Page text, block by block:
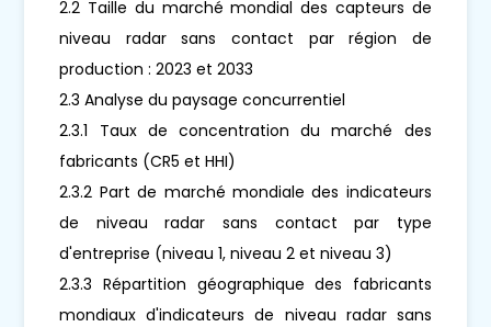
2.2 Taille du marché mondial des capteurs de
niveau radar sans contact par région de
production : 2023 et 2033
2.3 Analyse du paysage concurrentiel
2.3.1 Taux de concentration du marché des
fabricants (CR5 et HHI)
2.3.2 Part de marché mondiale des indicateurs
de niveau radar sans contact par type
d'entreprise (niveau 1, niveau 2 et niveau 3)
2.3.3 Répartition géographique des fabricants
mondiaux d'indicateurs de niveau radar sans